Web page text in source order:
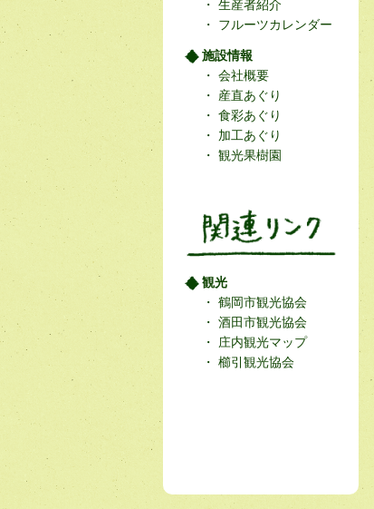
生産者紹介
フルーツカレンダー
施設情報
会社概要
産直あぐり
食彩あぐり
加工あぐり
観光果樹園
観光
鶴岡市観光協会
酒田市観光協会
庄内観光マップ
櫛引観光協会